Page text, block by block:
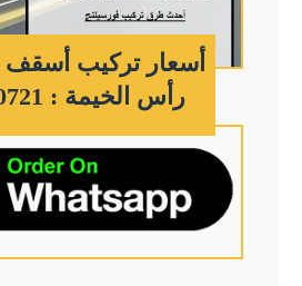
أسعار تركيب
رأس الخيمة : 0542740721